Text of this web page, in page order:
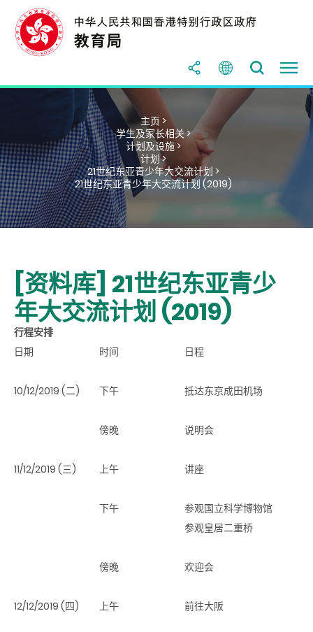
主页 >
学生及家长相关 >
计划及设施 >
计划 >
21世纪东亚青少年大交流计划 >
21世纪东亚青少年大交流计划 (2019)
[资料库] 21世纪东亚青少
年大交流计划 (2019)
行程安排
日期
时间 日程
10/12/2019 (二) 下午 抵达东京成田机场
傍晚 说明会
11/12/2019 (三) 上午 讲座
下午
参观国立科学博物馆
参观皇居二重桥
傍晚 欢迎会
12/12/2019 (四) 上午 前往大阪